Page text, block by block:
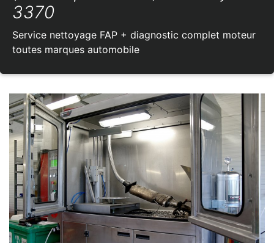
3370
Service nettoyage FAP + diagnostic complet moteur
toutes marques automobile